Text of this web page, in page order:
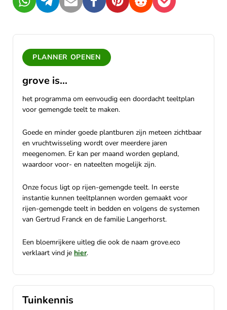
WhatsAppTelegramMail FacebookPinterestRedditPocket
PLANNER OPENEN
grove is...
het programma om eenvoudig een doordacht teeltplan
voor gemengde teelt te maken.
Goede en minder goede plantburen zijn meteen zichtbaar
en vruchtwisseling wordt over meerdere jaren
meegenomen. Er kan per maand worden gepland,
waardoor voor- en nateelten mogelijk zijn.
Onze focus ligt op rijen-gemengde teelt. In eerste
instantie kunnen teeltplannen worden gemaakt voor
rijen-gemengde teelt in bedden en volgens de systemen
van Gertrud Franck en de familie Langerhorst.
Een bloemrijkere uitleg die ook de naam grove.eco
verklaart vind je hier.
Tuinkennis